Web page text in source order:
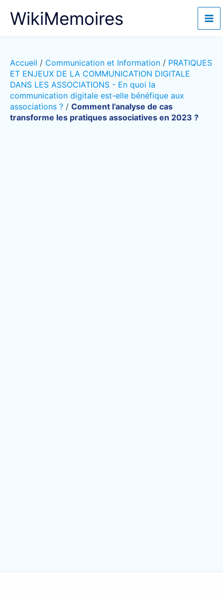
WikiMemoires
Accueil / Communication et Information / PRATIQUES
ET ENJEUX DE LA COMMUNICATION DIGITALE
DANS LES ASSOCIATIONS - En quoi la
communication digitale est-elle bénéfique aux
associations ? / Comment l’analyse de cas
transforme les pratiques associatives en 2023 ?